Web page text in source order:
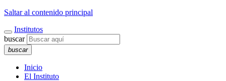
Saltar al contenido principal
Institutos
buscar
buscar
Inicio
El Instituto